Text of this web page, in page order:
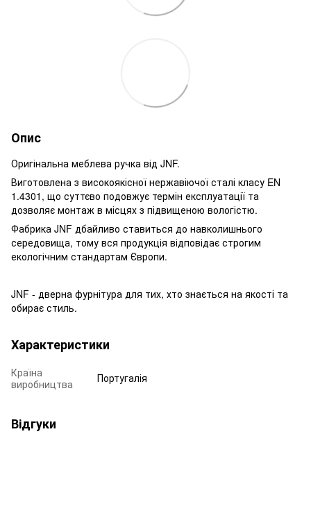
Опис
Оригінальна меблева ручка від JNF.
Виготовлена з високоякісної нержавіючої сталі класу EN
1.4301, що суттєво подовжує термін експлуатації та
дозволяє монтаж в місцях з підвищеною вологістю.
Фабрика JNF дбайливо ставиться до навколишнього
середовища, тому вся продукція відповідає строгим
екологічним стандартам Європи.
JNF - дверна фурнітура для тих, хто знається на якості та
обирає стиль.
Характеристики
Країна
виробництва
Португалія
Відгуки